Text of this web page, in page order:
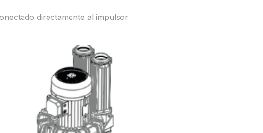
directamente al impulsor